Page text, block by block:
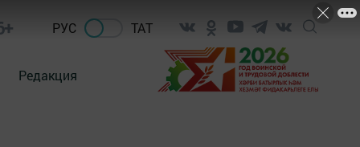
РУС ТАТ
Редакция